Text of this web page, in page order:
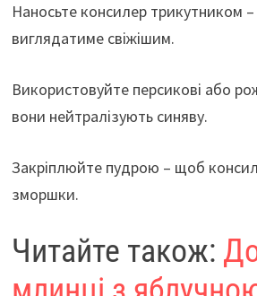
Наносьте консилер трикутником
виглядатиме свіжішим.
Використовуйте персикові або
вони нейтралізують синяву.
Закріплюйте пудрою – щоб
зморшки.
Читайте також: